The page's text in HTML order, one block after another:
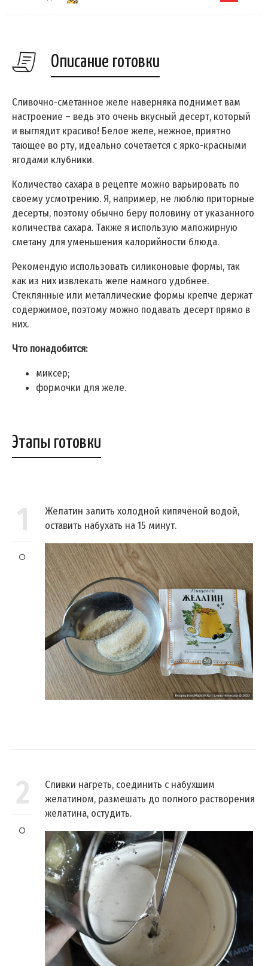
Описание готовки
Сливочно-сметанное желе наверняка поднимет вам
настроение – ведь это очень вкусный десерт, который
и выглядит красиво! Белое желе, нежное, приятно
тающее во рту, идеально сочетается с ярко-красными
ягодами клубники.
Количество сахара в рецепте можно варьировать по
своему усмотрению. Я, например, не люблю приторные
десерты, поэтому обычно беру половину от указанного
количества сахара. Также я использую маложирную
сметану для уменьшения калорийности блюда.
Рекомендую использовать силиконовые формы, так
как из них извлекать желе намного удобнее.
Стеклянные или металлические формы крепче держат
содержимое, поэтому можно подавать десерт прямо в
них.
Что понадобится:
миксер;
формочки для желе.
Этапы готовки
1
Желатин залить холодной кипячёной водой,
оставить набухать на 15 минут.
2
Сливки нагреть, соединить с набухшим
желатином, размешать до полного растворения
желатина, остудить.